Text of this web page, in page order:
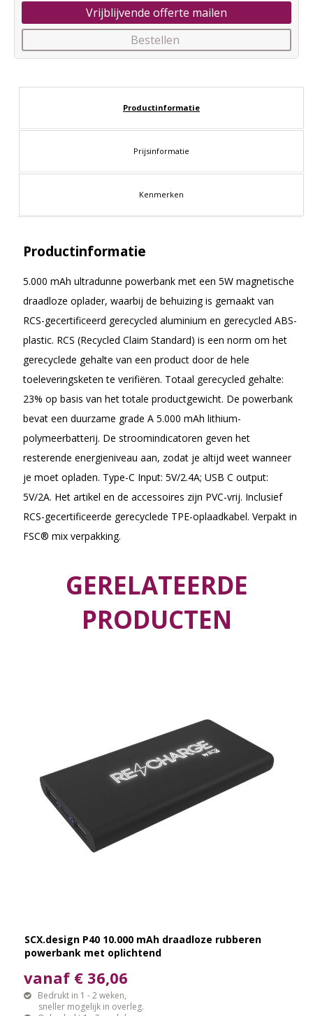
Vrijblijvende offerte mailen
Bestellen
Productinformatie
Prijsinformatie
Kenmerken
Productinformatie
5.000 mAh ultradunne powerbank met een 5W magnetische
draadloze oplader, waarbij de behuizing is gemaakt van
RCS-gecertificeerd gerecycled aluminium en gerecycled ABS-
plastic. RCS (Recycled Claim Standard) is een norm om het
gerecyclede gehalte van een product door de hele
toeleveringsketen te verifiëren. Totaal gerecycled gehalte:
23% op basis van het totale productgewicht. De powerbank
bevat een duurzame grade A 5.000 mAh lithium-
polymeerbatterij. De stroomindicatoren geven het
resterende energieniveau aan, zodat je altijd weet wanneer
je moet opladen. Type-C Input: 5V/2.4A; USB C output:
5V/2A. Het artikel en de accessoires zijn PVC-vrij. Inclusief
RCS-gecertificeerde gerecyclede TPE-oplaadkabel. Verpakt in
FSC® mix verpakking.
GERELATEERDE
PRODUCTEN
SCX.design P40 10.000 mAh draadloze rubberen
powerbank met oplichtend
vanaf € 36,06
Bedrukt in 1 - 2 weken,
sneller mogelijk in overleg.